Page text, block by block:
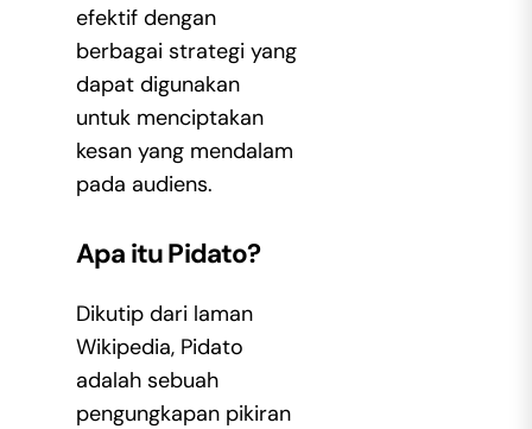
efektif dengan
berbagai strategi yang
dapat digunakan
untuk menciptakan
kesan yang mendalam
pada audiens.
Apa itu Pidato?
Dikutip dari laman
Wikipedia, Pidato
adalah sebuah
pengungkapan pikiran